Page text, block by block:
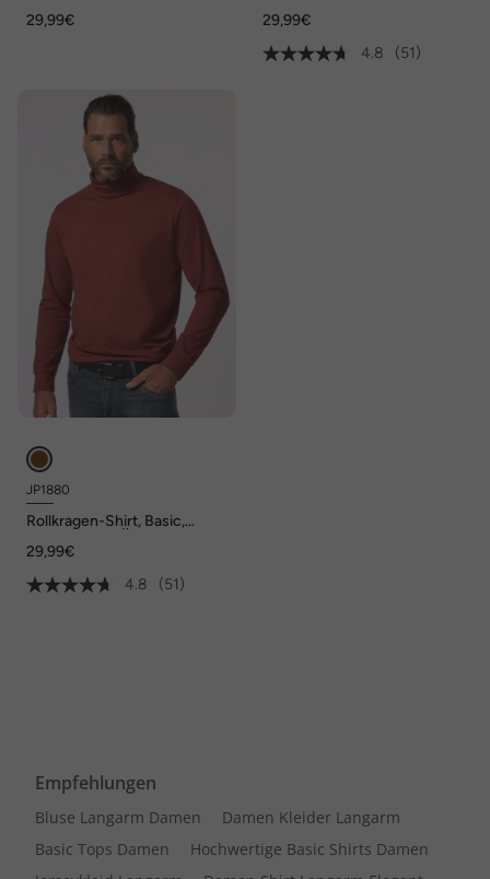
29,99€
29,99€
4.8
(51)
JP1880
Rollkragen-Shirt, Basic,
29,99€
4.8
(51)
Empfehlungen
Bluse Langarm Damen
Damen Kleider Langarm
Basic Tops Damen
Hochwertige Basic Shirts Damen